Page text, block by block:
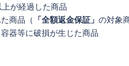
が経過した商品
商品（ 「全額返金保証」 の対象
器等に破損が生じた商品